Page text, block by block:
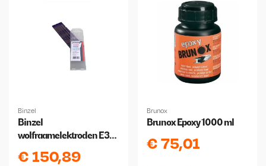
Binzel
Binzel
wolfraamelektroden E3
€150,89
Brunox
Brunox Epoxy 1000 ml
€75,01